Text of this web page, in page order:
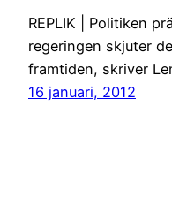
REPLIK | Politiken
regeringen skjuter
framtiden, skriver
16 januari, 2012